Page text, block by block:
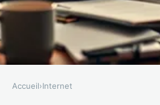
Accueil›Internet